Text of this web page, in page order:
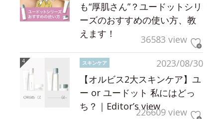
も“厚肌さん”？ユードットシリ
ーズのおすすめの使い方、教
えます！
36583 view
2023/08/30
スキンケア
【オルビス2大スキンケア】ユ
ー or ユードット 私にはどっ
ち？｜Editor’s view226609 view